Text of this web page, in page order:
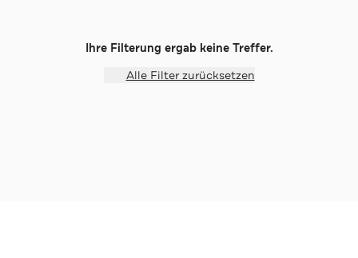
Ihre Filterung ergab keine Treffer.
Alle Filter zurücksetzen